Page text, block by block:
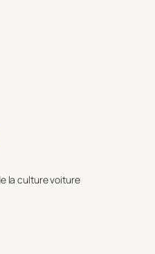
la culture voiture